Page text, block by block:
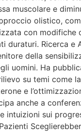
muscolare e
olistico,
con modifiche
duraturi. Ricerca e
della
uomini. Ha
su temi come
e
anche a
intuizioni sui